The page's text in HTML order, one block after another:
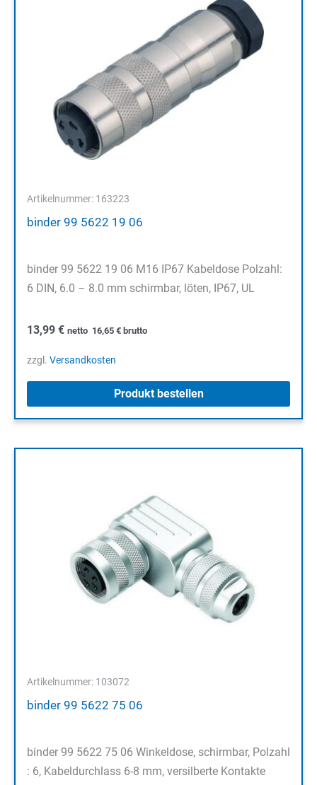
Artikelnummer: 163223
binder 99 5622 19 06
binder 99 5622 19 06 M16 IP67 Kabeldose Polzahl:
6 DIN, 6.0 – 8.0 mm schirmbar, löten, IP67, UL
13,99 € netto 16,65 € brutto
zzgl. Versandkosten
Produkt bestellen
Artikelnummer: 103072
binder 99 5622 75 06
binder 99 5622 75 06 Winkeldose, schirmbar, Polzahl
: 6, Kabeldurchlass 6-8 mm, versilberte Kontakte